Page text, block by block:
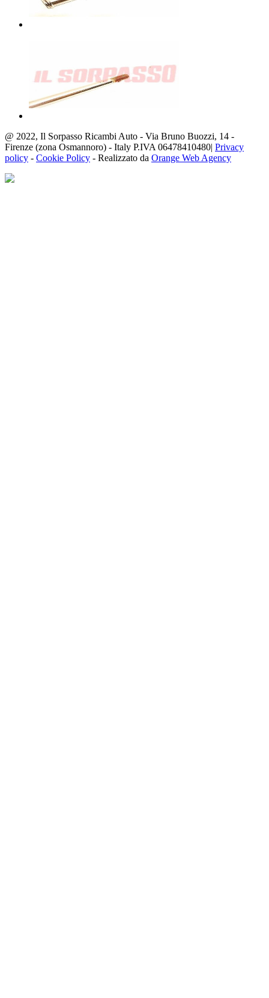
@ 2022, Il Sorpasso Ricambi Auto - Via Bruno Buozzi, 14 -
Firenze (zona Osmannoro) - Italy P.IVA 06478410480| Privacy
policy - Cookie Policy - Realizzato da Orange Web Agency